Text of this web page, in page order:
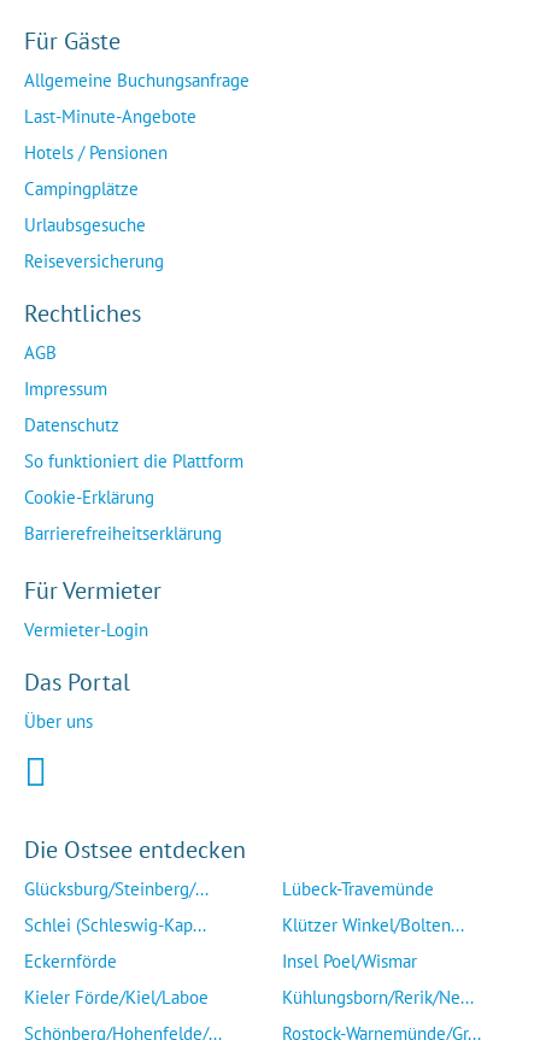
Für Gäste
Allgemeine Buchungsanfrage
Last-Minute-Angebote
Hotels / Pensionen
Campingplätze
Urlaubsgesuche
Reiseversicherung
Rechtliches
AGB
Impressum
Datenschutz
So funktioniert die Plattform
Cookie-Erklärung
Barrierefreiheitserklärung
Für Vermieter
Vermieter-Login
Das Portal
Über uns
Die Ostsee entdecken
Glücksburg/Steinberg/...
Schlei (Schleswig-Kap...
Eckernförde
Kieler Förde/Kiel/Laboe
Schönberg/Hohenfelde/...
Lübeck-Travemünde
Klützer Winkel/Bolten...
Insel Poel/Wismar
Kühlungsborn/Rerik/Ne...
Rostock-Warnemünde/Gr...